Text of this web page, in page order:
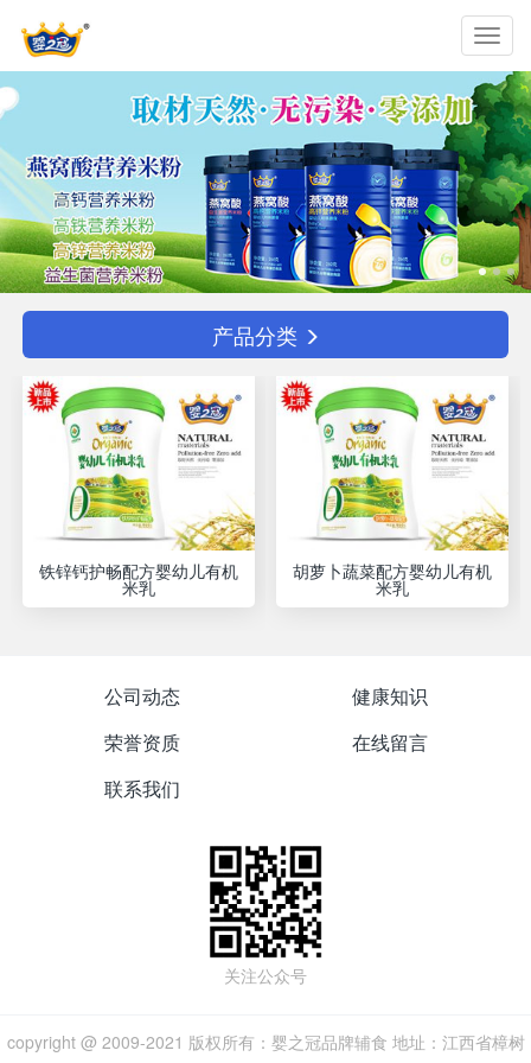
产品分类
铁锌钙护畅配方婴幼儿有机
米乳
胡萝卜蔬菜配方婴幼儿有机
米乳
公司动态
健康知识
荣誉资质
在线留言
联系我们
关注公众号
copyright @ 2009-2021 版权所有：婴之冠品牌辅食 地址：江西省樟树